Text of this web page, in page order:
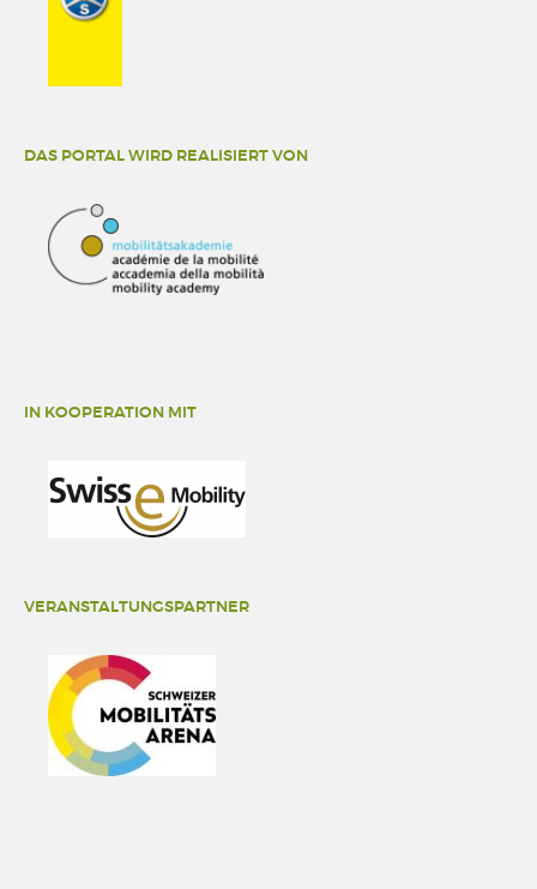
DAS PORTAL WIRD REALISIERT VON
IN KOOPERATION MIT
VERANSTALTUNGSPARTNER